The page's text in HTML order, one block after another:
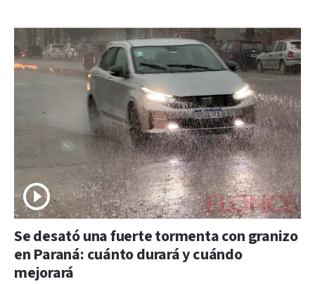
Se desató una fuerte tormenta con granizo
en Paraná: cuánto durará y cuándo
mejorará